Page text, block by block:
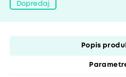
Dopredaj
Popis